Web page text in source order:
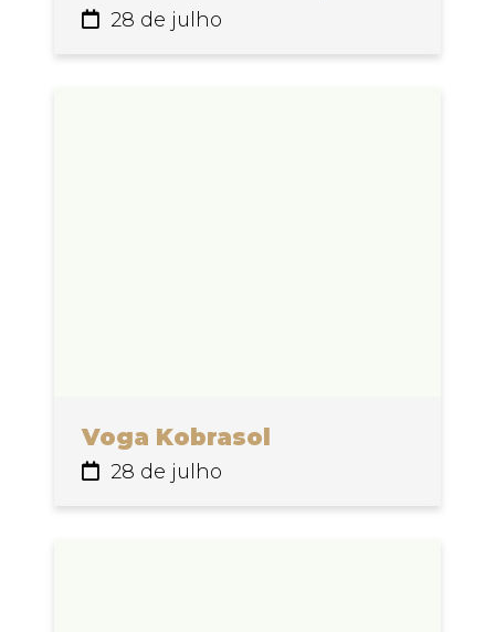
28 de julho
Voga Kobrasol
28 de julho